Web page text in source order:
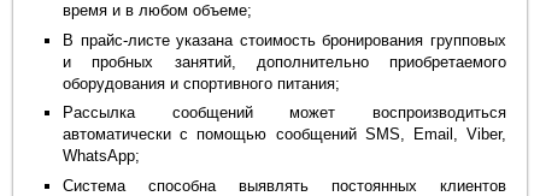
время и в любом объеме;
В прайс-листе указана стоимость бронирования групповых
и пробных занятий, дополнительно приобретаемого
оборудования и спортивного питания;
Рассылка сообщений может воспроизводиться
автоматически с помощью сообщений SMS, Email, Viber,
WhatsApp;
Система способна выявлять постоянных клиентов